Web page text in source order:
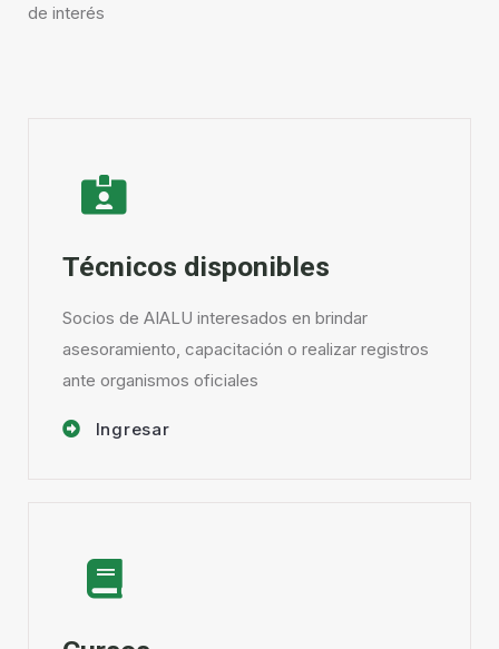
de interés
Técnicos disponibles
Socios de AIALU interesados en brindar
asesoramiento, capacitación o realizar registros
ante organismos oficiales
Ingresar